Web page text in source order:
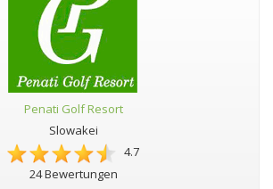
Penati Golf Resort
Slowakei
4.7
24 Bewertungen